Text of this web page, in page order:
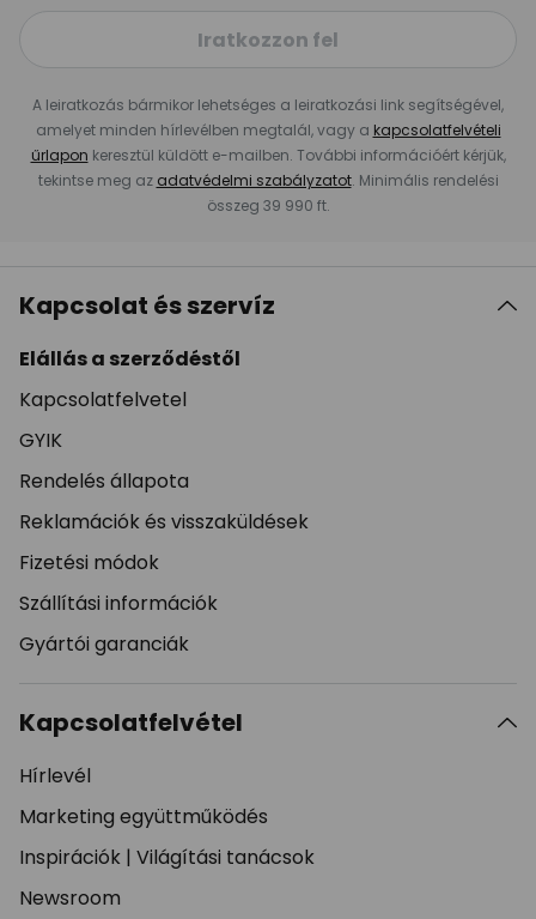
Iratkozzon fel
A leiratkozás bármikor lehetséges a leiratkozási link segítségével,
amelyet minden hírlevélben megtalál, vagy a kapcsolatfelvételi
űrlapon keresztül küldött e-mailben. További információért kérjük,
tekintse meg az adatvédelmi szabályzatot. Minimális rendelési
összeg 39 990 ft.
Kapcsolat és szervíz
Elállás a szerződéstől
Kapcsolatfelvetel
GYIK
Rendelés állapota
Reklamációk és visszaküldések
Fizetési módok
Szállítási információk
Gyártói garanciák
Kapcsolatfelvétel
Hírlevél
Marketing együttműködés
Inspirációk | Világítási tanácsok
Newsroom